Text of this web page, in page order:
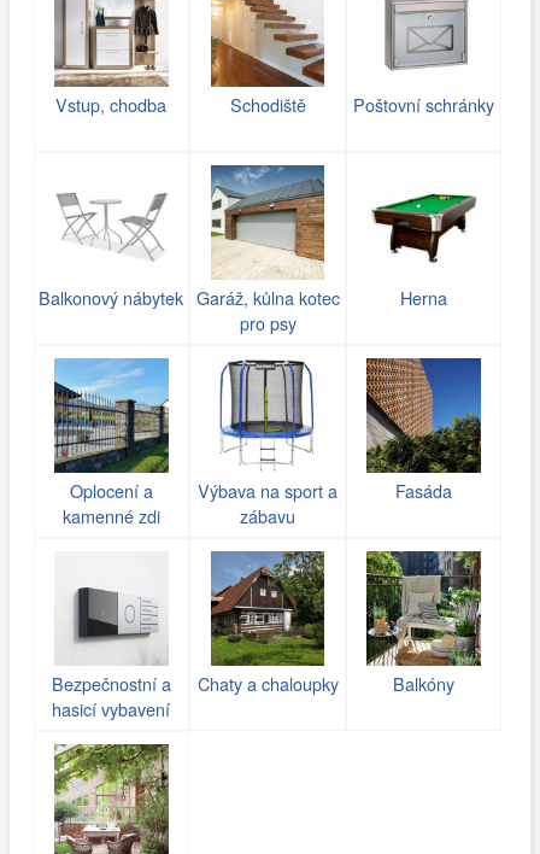
Vstup, chodba Schodiště Poštovní schránky
Balkonový nábytek Garáž, kůlna kotec
pro psy
Herna
Oplocení a
kamenné zdi
Výbava na sport a
zábavu
Fasáda
Bezpečnostní a
hasicí vybavení
Chaty a chaloupky Balkóny